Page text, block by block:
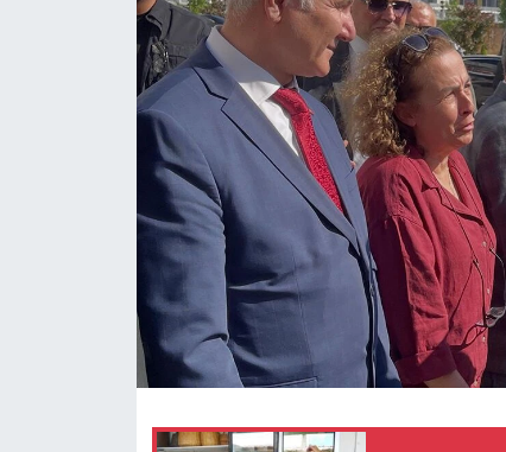
Ekonomi
İskilip Haberleri
Kargı Haberleri